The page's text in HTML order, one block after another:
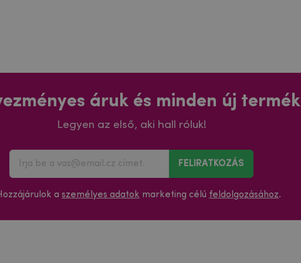
áruk és minden új termék
Legyen az első, aki hall róluk!
FELIRATKOZÁS
a személyes adatok marketing célú feldolgozásához.